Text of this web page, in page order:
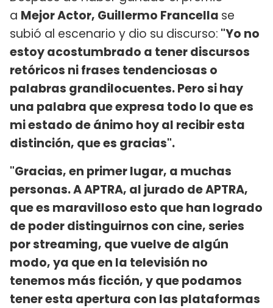
a Mejor Actor, Guillermo Francella se
subió al escenario y dio su discurso: "Yo no
estoy acostumbrado a tener discursos
retóricos ni frases tendenciosas o
palabras grandilocuentes. Pero si hay
una palabra que expresa todo lo que es
mi estado de ánimo hoy al recibir esta
distinción, que es gracias".
"Gracias, en primer lugar, a muchas
personas. A APTRA, al jurado de APTRA,
que es maravilloso esto que han logrado
de poder distinguirnos con cine, series
por streaming, que vuelve de algún
modo, ya que en la televisión no
tenemos más ficción, y que podamos
tener esta apertura con las plataformas